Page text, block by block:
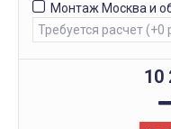
Монтаж Москва и
10